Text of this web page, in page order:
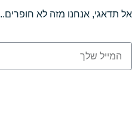
אל תדאגי, אנחנו מזה לא חופרים..